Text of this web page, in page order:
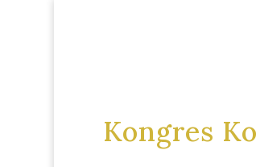
Kongres